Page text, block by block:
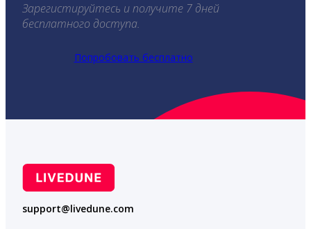
Зарегистируйтесь и получите 7 дней
бесплатного доступа.
Попробовать бесплатно
support@livedune.com